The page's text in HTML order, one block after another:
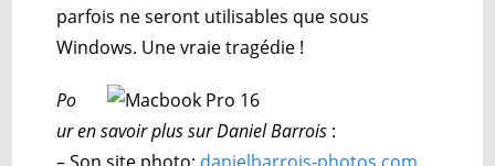
parfois ne seront utilisables que sous
Windows. Une vraie tragédie !
Po
ur en savoir plus sur Daniel Barrois :